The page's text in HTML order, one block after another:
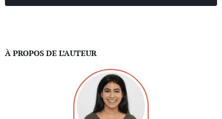
À PROPOS DE L’AUTEUR